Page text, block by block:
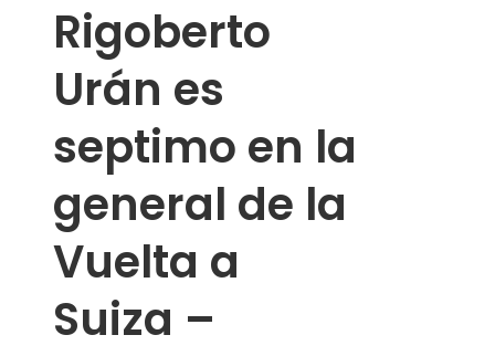
Rigoberto
Urán es
septimo en la
general de la
Vuelta a
Suiza –